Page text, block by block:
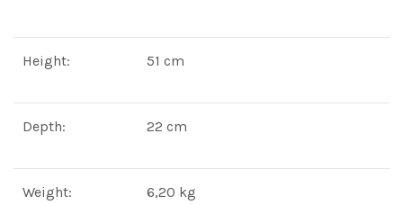
Height: 51 cm
Depth: 22 cm
Weight: 6,20 kg